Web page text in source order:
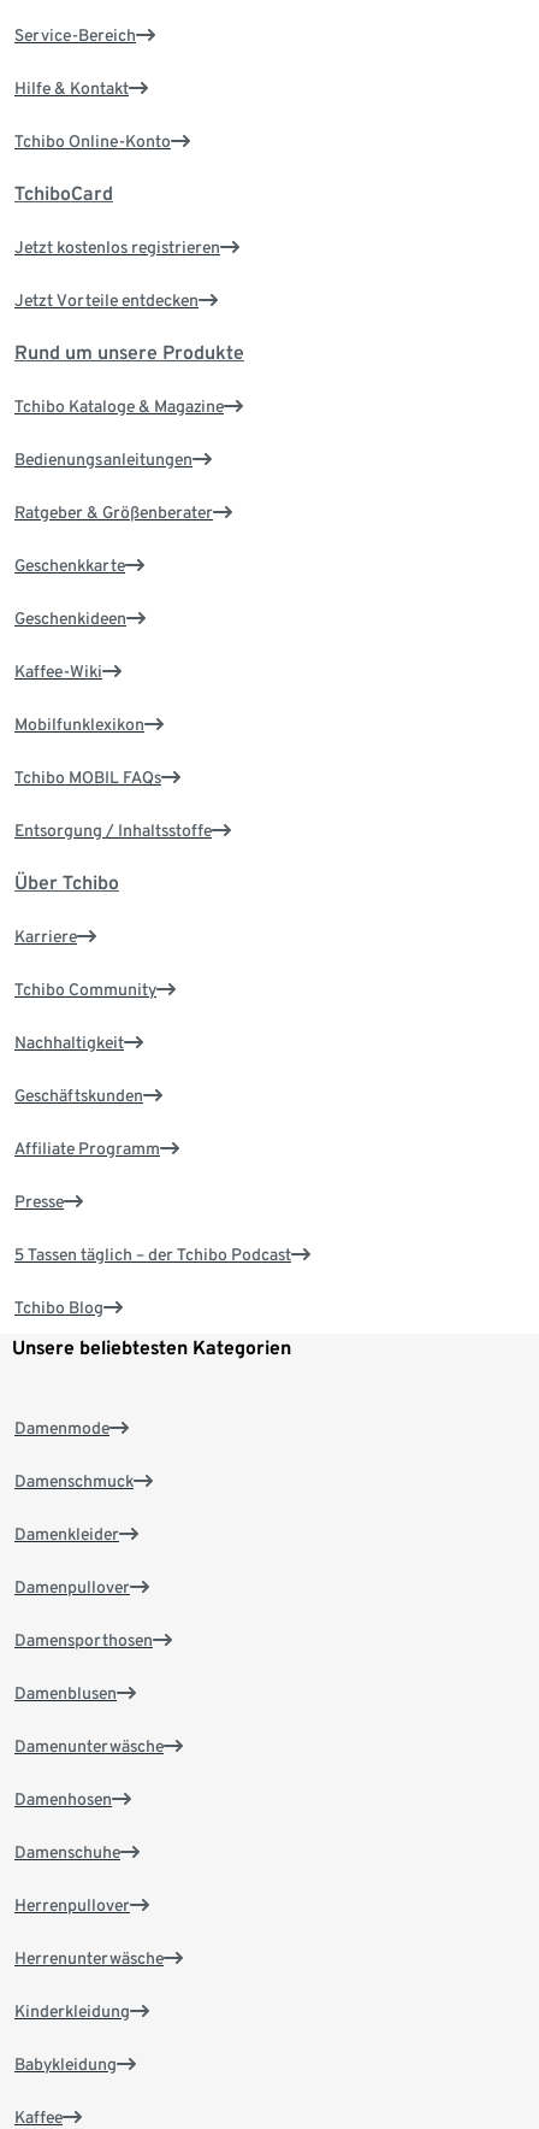
Service-Bereich
Hilfe & Kontakt
Tchibo Online-Konto
TchiboCard
Jetzt kostenlos registrieren
Jetzt Vorteile entdecken
Rund um unsere Produkte
Tchibo Kataloge & Magazine
Bedienungsanleitungen
Ratgeber & Größenberater
Geschenkkarte
Geschenkideen
Kaffee-Wiki
Mobilfunklexikon
Tchibo MOBIL FAQs
Entsorgung / Inhaltsstoffe
Über Tchibo
Karriere
Tchibo Community
Nachhaltigkeit
Geschäftskunden
Affiliate Programm
Presse
5 Tassen täglich – der Tchibo Podcast
Tchibo Blog
Unsere beliebtesten Kategorien
Damenmode
Damenschmuck
Damenkleider
Damenpullover
Damensporthosen
Damenblusen
Damenunterwäsche
Damenhosen
Damenschuhe
Herrenpullover
Herrenunterwäsche
Kinderkleidung
Babykleidung
Kaffee